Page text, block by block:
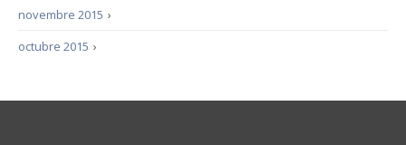
›
novembre 2015
›
octubre 2015